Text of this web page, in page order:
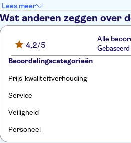
Lees meer
Wat anderen zeggen over
4,2/5
Alle
Beoordelingscategorieën
Prijs-kwaliteitverhouding
Service
Veiligheid
Personeel